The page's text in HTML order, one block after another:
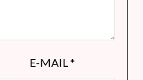
E-MAIL *